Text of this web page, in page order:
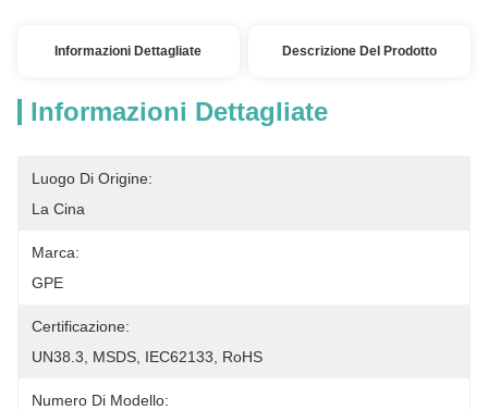
Informazioni Dettagliate Descrizione Del Prodotto
Informazioni Dettagliate
Luogo Di Origine:
La Cina
Marca:
GPE
Certificazione:
UN38.3, MSDS, IEC62133, RoHS
Numero Di Modello: